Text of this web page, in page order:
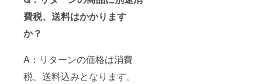
費税、送料はかかります
か？
A：リターンの価格は消費
税、送料込みとなります。